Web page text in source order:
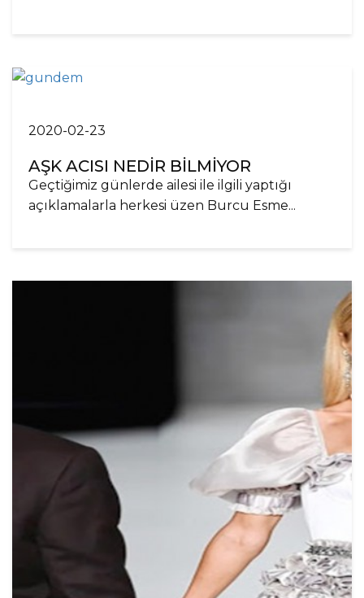
2020-02-23
AŞK ACISI NEDİR BİLMİYOR
Geçtiğimiz günlerde ailesi ile ilgili yaptığı
açıklamalarla herkesi üzen Burcu Esme...